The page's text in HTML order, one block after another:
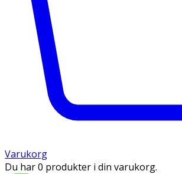
Varukorg
Du har 0 produkter i din varukorg.